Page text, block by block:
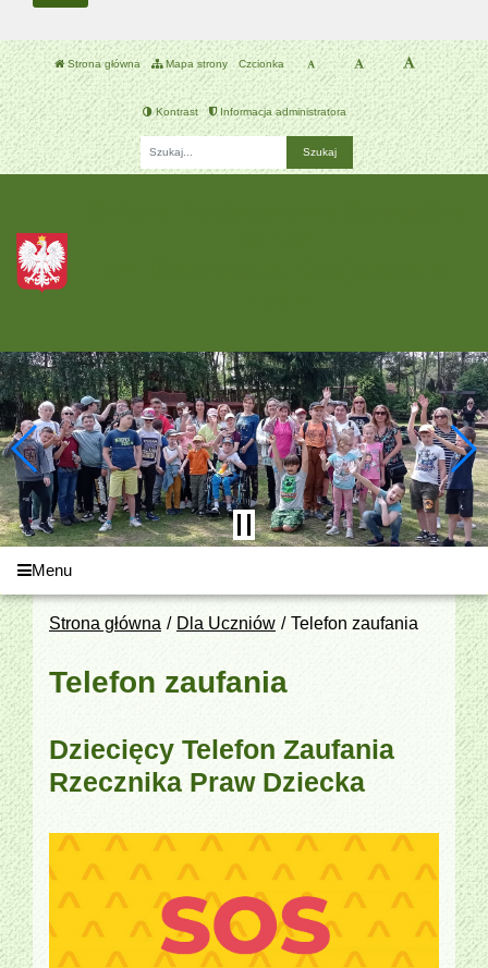
Strona główna Mapa strony Czcionka
Kontrast Informacja administratora
Fraza
Menu
Strona główna Dla Uczniów Telefon zaufania
Telefon zaufania
Dziecięcy Telefon Zaufania
Rzecznika Praw Dziecka